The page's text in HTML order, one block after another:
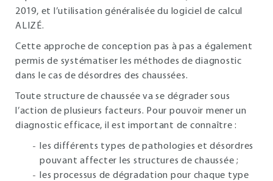
2019, et l’utilisation généralisée du logiciel de calcul
ALIZÉ.
Cette approche de conception pas à pas a également
permis de systématiser les méthodes de diagnostic
dans le cas de désordres des chaussées.
Toute structure de chaussée va se dégrader sous
l’action de plusieurs facteurs. Pour pouvoir mener un
diagnostic efficace, il est important de connaître :
les différents types de pathologies et désordres
pouvant affecter les structures de chaussée ;
les processus de dégradation pour chaque type